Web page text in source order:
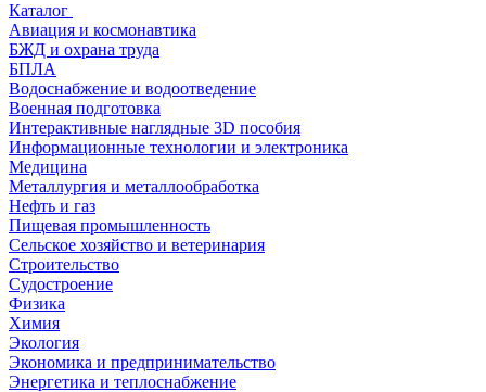
Каталог
Авиация и космонавтика
БЖД и охрана труда
БПЛА
Водоснабжение и водоотведение
Военная подготовка
Интерактивные наглядные 3D пособия
Информационные технологии и электроника
Медицина
Металлургия и металлообработка
Нефть и газ
Пищевая промышленность
Сельское хозяйство и ветеринария
Строительство
Судостроение
Физика
Химия
Экология
Экономика и предпринимательство
Энергетика и теплоснабжение